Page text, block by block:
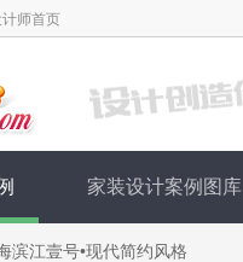
师首页
家装设计案例图库
滨江壹号•现代简约风格